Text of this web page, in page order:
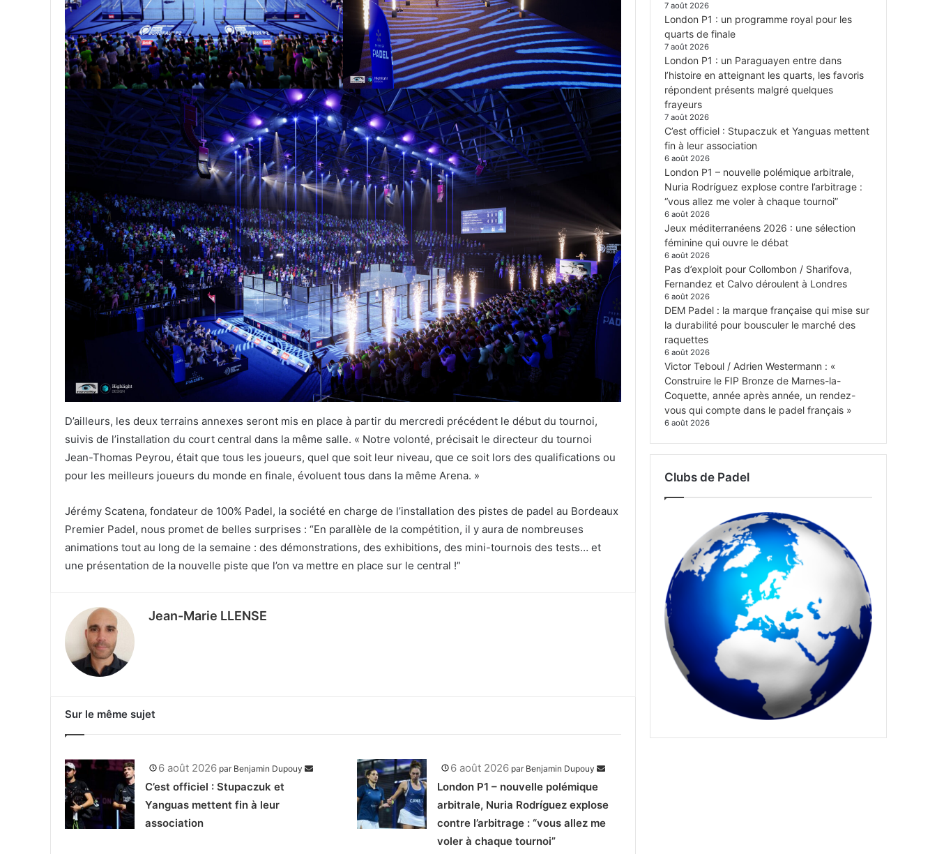
D’ailleurs, les deux terrains annexes seront mis en place à partir du mercredi précédent le début du tournoi,
suivis de l’installation du court central dans la même salle. « Notre volonté, précisait le directeur du tournoi
Jean-Thomas Peyrou, était que tous les joueurs, quel que soit leur niveau, que ce soit lors des qualifications ou
pour les meilleurs joueurs du monde en finale, évoluent tous dans la même Arena. »
Jérémy Scatena, fondateur de 100% Padel, la société en charge de l’installation des pistes de padel au Bordeaux
Premier Padel, nous promet de belles surprises : “En parallèle de la compétition, il y aura de nombreuses
animations tout au long de la semaine : des démonstrations, des exhibitions, des mini-tournois des tests… et
une présentation de la nouvelle piste que l’on va mettre en place sur le central !”
Jean-Marie LLENSE
Sur le même sujet
6 août 2026 par Benjamin Dupouy
C’est officiel : Stupaczuk et
Yanguas mettent fin à leur
association
6 août 2026 par Benjamin Dupouy
London P1 – nouvelle polémique
arbitrale, Nuria Rodríguez explose
contre l’arbitrage : “vous allez me
voler à chaque tournoi”
7 août 2026
London P1 : un programme royal pour les
quarts de finale
7 août 2026
London P1 : un Paraguayen entre dans
l’histoire en atteignant les quarts, les favoris
répondent présents malgré quelques
frayeurs
7 août 2026
C’est officiel : Stupaczuk et Yanguas mettent
fin à leur association
6 août 2026
London P1 – nouvelle polémique arbitrale,
Nuria Rodríguez explose contre l’arbitrage :
“vous allez me voler à chaque tournoi”
6 août 2026
Jeux méditerranéens 2026 : une sélection
féminine qui ouvre le débat
6 août 2026
Pas d’exploit pour Collombon / Sharifova,
Fernandez et Calvo déroulent à Londres
6 août 2026
DEM Padel : la marque française qui mise sur
la durabilité pour bousculer le marché des
raquettes
6 août 2026
Victor Teboul / Adrien Westermann : «
Construire le FIP Bronze de Marnes-la-
Coquette, année après année, un rendez-
vous qui compte dans le padel français »
6 août 2026
Clubs de Padel